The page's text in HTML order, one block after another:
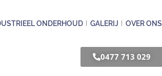
ONDERHOUD GALERIJ OVER ONS
0477 713 029